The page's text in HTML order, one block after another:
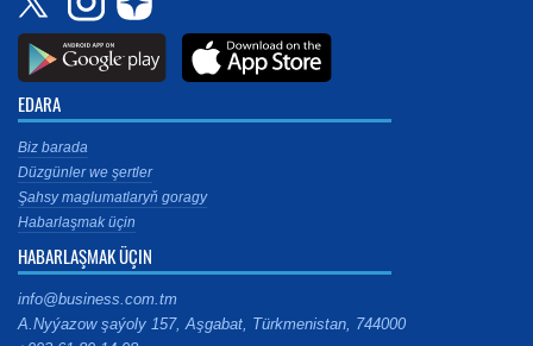
EDARA
Biz barada
Düzgünler we şertler
Şahsy maglumatlaryň goragy
Habarlaşmak üçin
HABARLAŞMAK ÜÇIN
info@business.com.tm
A.Nyýazow şaýoly 157, Aşgabat, Türkmenistan, 744000